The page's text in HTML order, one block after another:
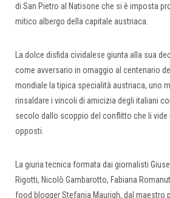
di San Pietro al Natisone che si è imposta
mitico albergo della capitale austriaca.
La dolce disfida cividalese giunta alla sua
come avversario in omaggio al centenario
mondiale la tipica specialità austriaca, uno
rinsaldare i vincoli di amicizia degli italiani
secolo dallo scoppio del conflitto che li
opposti.
La giuria tecnica formata dai giornalisti
Rigotti, Nicolò Gambarotto, Fabiana
food blogger Stefania Maurigh, dal maestro